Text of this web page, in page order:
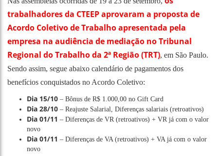
trabalhadores da CTEEP aprovaram a proposta de
Acordo Coletivo de Trabalho apresentada pela
empresa na audiência de mediação no Tribunal
Regional do Trabalho da 2ª Região (TRT), em São Paulo.
Sendo assim, segue abaixo calendário de pagamentos dos
benefícios conquistados no Acordo Coletivo:
Dia 15/10 – Bônus de R$ 1.000,00 no Gift Card
Dia 28/10 – Reajuste Salarial, Diferenças salariais (retroativos)
Dia 01/11 – Diferenças de VR (retroativos) + VR já com o valor
novo
Dia 01/11 – Diferenças de VA (retroativos) + VA já com o valor
novo